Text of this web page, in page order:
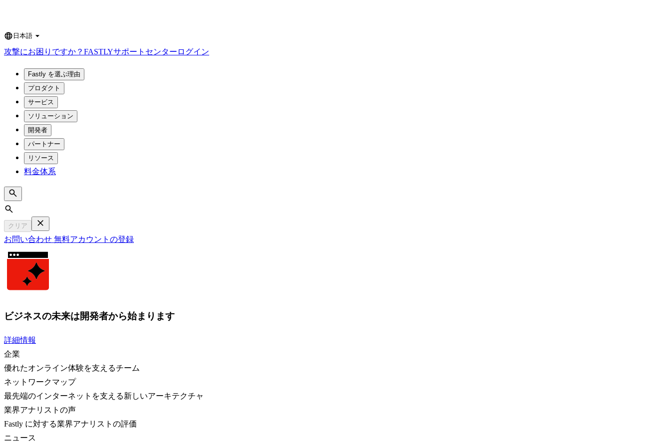
Language
日本語
攻撃にお困りですか？ FASTLYサポートセンター ログイン
Fastly を選ぶ理由
プロダクト
サービス
ソリューション
開発者
パートナー
リソース
料金体系
Search
クリア
お問い合わせ 無料アカウントの登録
ビジネスの未来は開発者から始まります
詳細情報
企業
優れたオンライン体験を支えるチーム
ネットワークマップ
最先端のインターネットを支える新しいアーキテクチャ
業界アナリストの声
Fastly に対する業界アナリストの評価
ニュース